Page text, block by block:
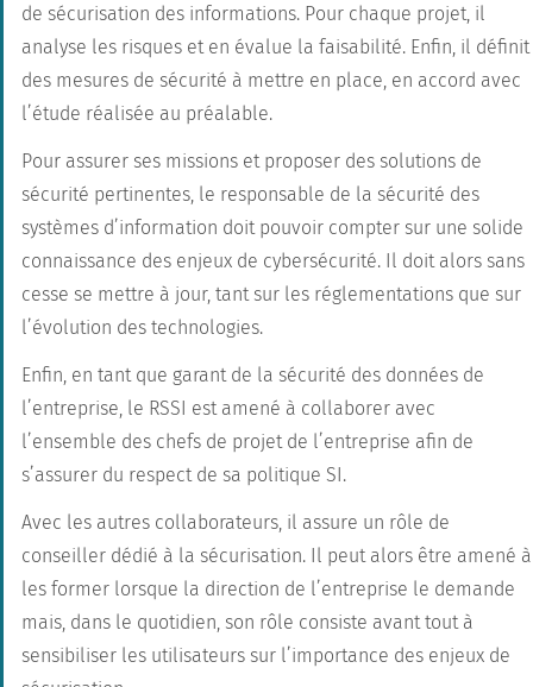
de sécurisation des informations. Pour chaque projet, il
analyse les risques et en évalue la faisabilité. Enfin, il définit
des mesures de sécurité à mettre en place, en accord avec
l’étude réalisée au préalable.
Pour assurer ses missions et proposer des solutions de
sécurité pertinentes, le responsable de la sécurité des
systèmes d’information doit pouvoir compter sur une solide
connaissance des enjeux de cybersécurité. Il doit alors sans
cesse se mettre à jour, tant sur les réglementations que sur
l’évolution des technologies.
Enfin, en tant que garant de la sécurité des données de
l’entreprise, le RSSI est amené à collaborer avec
l’ensemble des chefs de projet de l’entreprise afin de
s’assurer du respect de sa politique SI.
Avec les autres collaborateurs, il assure un rôle de
conseiller dédié à la sécurisation. Il peut alors être amené à
les former lorsque la direction de l’entreprise le demande
mais, dans le quotidien, son rôle consiste avant tout à
sensibiliser les utilisateurs sur l’importance des enjeux de